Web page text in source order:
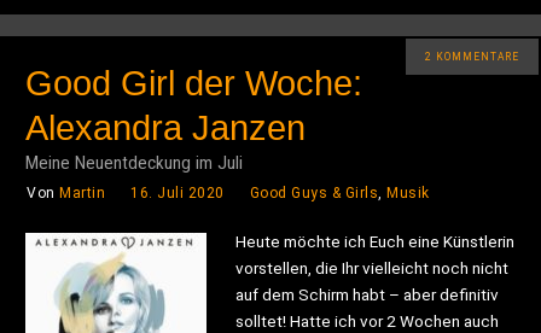
2 KOMMENTARE
Good Girl der Woche:
Alexandra Janzen
Meine Neuentdeckung im Juli
Von Martin 16. Juli 2020 Good Guys & Girls, Musik
Heute möchte ich Euch eine Künstlerin
vorstellen, die Ihr vielleicht noch nicht
auf dem Schirm habt – aber definitiv
solltet! Hatte ich vor 2 Wochen auch